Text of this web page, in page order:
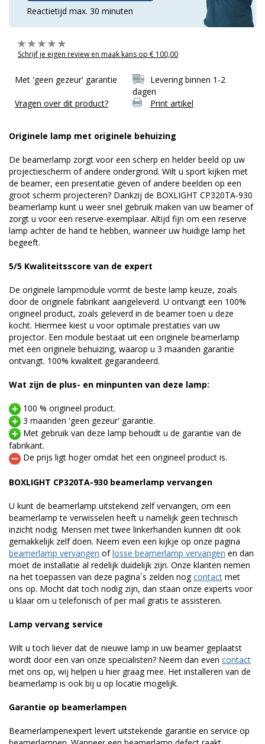
Reactietijd max. 30 minuten
Schrijf je eigen review en maak kans op € 100,00
Met 'geen gezeur' garantie
Levering binnen 1-2
dagen
Vragen over dit product?
Print artikel
Originele lamp met originele behuizing
De beamerlamp zorgt voor een scherp en helder beeld op uw
projectiescherm of andere ondergrond. Wilt u sport kijken met
de beamer, een presentatie geven of andere beelden op een
groot scherm projecteren? Dankzij de BOXLIGHT CP320TA-930
beamerlamp kunt u weer snel gebruik maken van uw beamer of
zorgt u voor een reserve-exemplaar. Altijd fijn om een reserve
lamp achter de hand te hebben, wanneer uw huidige lamp het
begeeft.
5/5 Kwaliteitsscore van de expert
De originele lampmodule vormt de beste lamp keuze, zoals
door de originele fabrikant aangeleverd. U ontvangt een 100%
origineel product, zoals geleverd in de beamer toen u deze
kocht. Hiermee kiest u voor optimale prestaties van uw
projector. Een module bestaat uit een originele beamerlamp
met een originele behuizing, waarop u 3 maanden garantie
ontvangt. 100% kwaliteit gegarandeerd.
Wat zijn de plus- en minpunten van deze lamp:
100 % origineel product.
3 maanden 'geen gezeur' garantie.
Met gebruik van deze lamp behoudt u de garantie van de
fabrikant.
De prijs ligt hoger omdat het een origineel product is.
BOXLIGHT CP320TA-930 beamerlamp vervangen
U kunt de beamerlamp uitstekend zelf vervangen, om een
beamerlamp te verwisselen heeft u namelijk geen technisch
inzicht nodig. Mensen met twee linkerhanden kunnen dit ook
gemakkelijk zelf doen. Neem even een kijkje op onze pagina
beamerlamp vervangen oflosse beamerlamp vervangen en dan
moet de installatie al redelijk duidelijk zijn. Onze klanten nemen
na het toepassen van deze pagina´s zelden nogcontact met
ons op. Mocht dat toch nodig zijn, dan staan onze experts voor
u klaar om u telefonisch of per mail gratis te assisteren.
Lamp vervang service
Wilt u toch liever dat de nieuwe lamp in uw beamer geplaatst
wordt door een van onze specialisten? Neem dan even contact
met ons op, wij helpen u hier graag mee. Het installeren van de
beamerlamp is ook bij u op locatie mogelijk.
Garantie op beamerlampen
Beamerlampenexpert levert uitstekende garantie en service op